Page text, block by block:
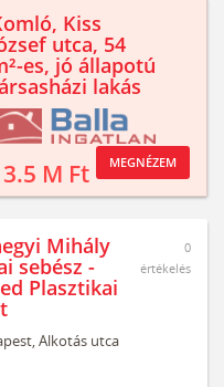
Kiss
utca, 54
es, jó állapotú
lakás
M Ft MEGNÉZEM
Mihály
sebész -
Plasztikai
Alkotás utca
0
értékelés